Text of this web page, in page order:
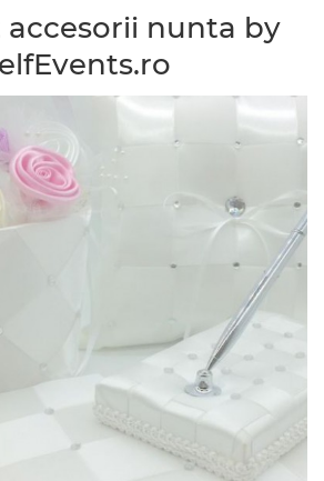
accesorii nunta by